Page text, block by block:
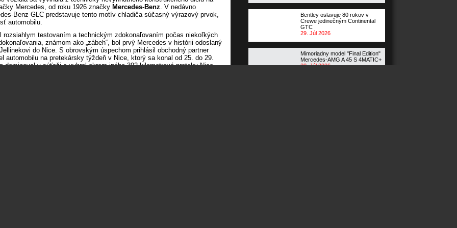
Mercedes, od roku 1926 značky Mercedes-Benz. V nedávno
Benz GLC predstavuje tento motív chladiča súčasný výrazový prvok,
automobilu.
rozsiahlym testovaním a technickým zdokonaľovaním počas niekoľkých
známom ako „zábeh“, bol prvý Mercedes v histórii odoslaný
do Nice. S obrovským úspechom prihlásil obchodný partner
automobilu na pretekársky týždeň v Nice, ktorý sa konal od 25. do 29.
dominoval v súťaži a vyhral okrem iného 392-kilometrové preteky Nice–
Bentley oslavuje 80 rokov v
Crewe jedinečným Continental
GTC
29. Júl 2026
Mimoriadny model "Final Edition"
Mercedes-AMG A 45 S 4MATIC+
28. Júl 2026